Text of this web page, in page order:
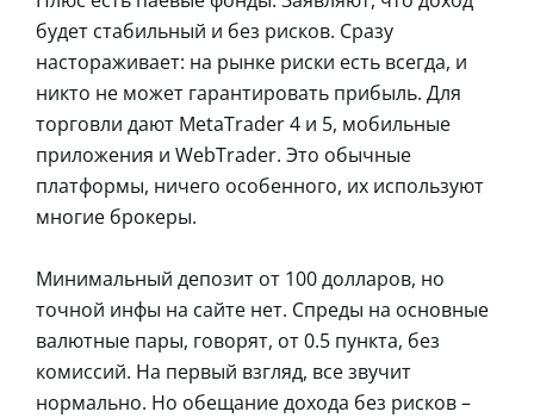
будет стабильный и без рисков. Сразу
настораживает: на рынке риски есть всегда, и
никто не может гарантировать прибыль. Для
торговли дают MetaTrader 4 и 5, мобильные
приложения и WebTrader. Это обычные
платформы, ничего особенного, их используют
многие брокеры.
Минимальный депозит от 100 долларов, но
точной инфы на сайте нет. Спреды на основные
валютные пары, говорят, от 0.5 пункта, без
комиссий. На первый взгляд, все звучит
нормально. Но обещание дохода без рисков –